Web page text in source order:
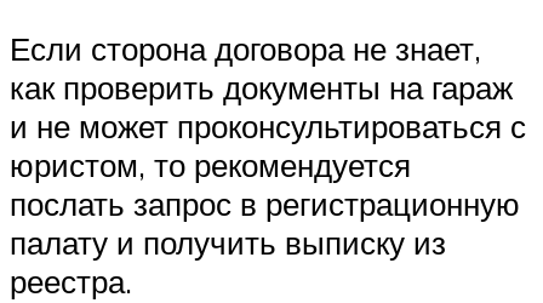
Если сторона договора не знает,
как проверить документы на гараж
и не может проконсультироваться с
юристом, то рекомендуется
послать запрос в регистрационную
палату и получить выписку из
реестра.